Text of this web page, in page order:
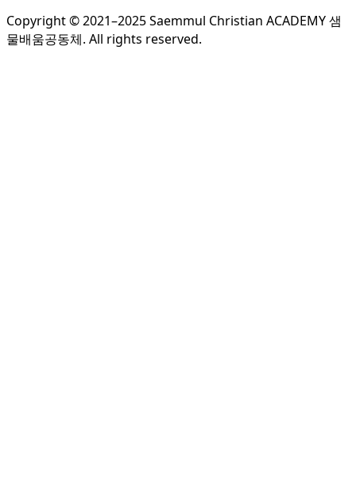
Copyright © 2021–2025 Saemmul Christian ACADEMY 샘
물배움공동체. All rights reserved.